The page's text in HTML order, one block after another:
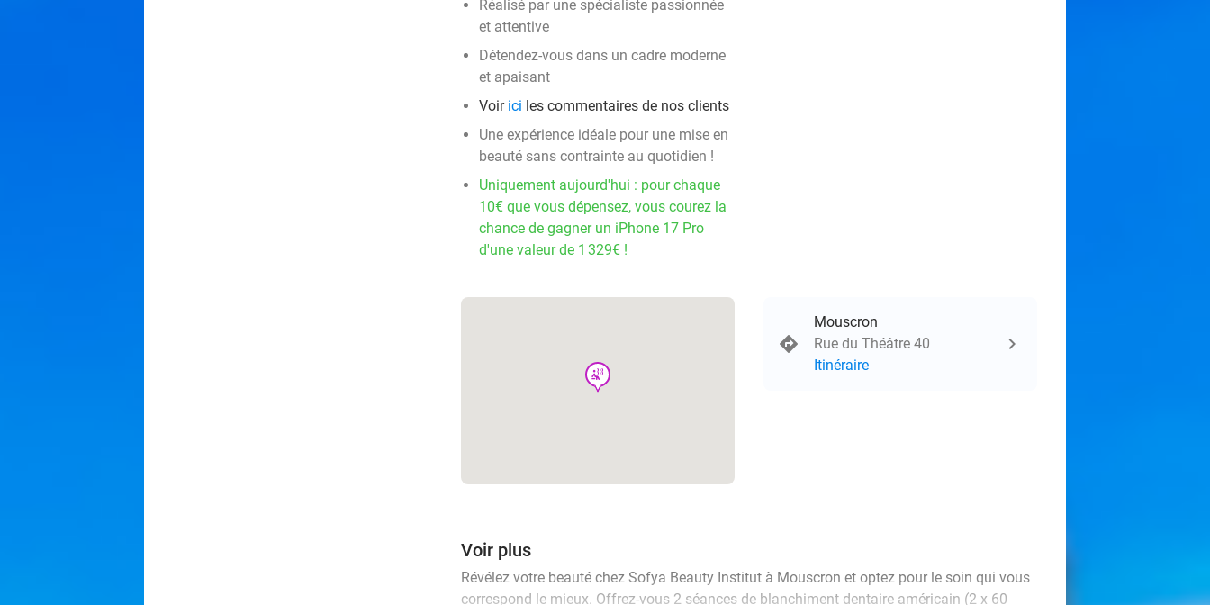
Réalisé par une spécialiste passionnée
et attentive
Détendez-vous dans un cadre moderne
et apaisant
Voir ici les commentaires de nos clients
Une expérience idéale pour une mise en
beauté sans contrainte au quotidien !
Uniquement aujourd'hui : pour chaque
10€ que vous dépensez, vous courez la
chance de gagner un iPhone 17 Pro
d'une valeur de 1 329€ !
wellness
Mouscron
Rue du Théâtre 40
Itinéraire
Voir plus
Révélez votre beauté chez Sofya Beauty Institut à Mouscron et optez pour le soin qui vous
correspond le mieux. Offrez-vous 2 séances de blanchiment dentaire américain (2 x 60